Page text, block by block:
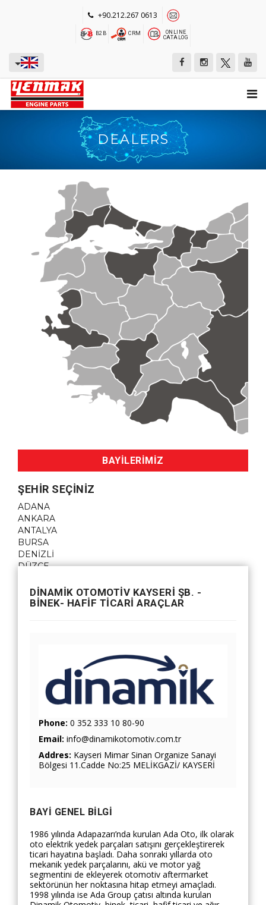
+90.212.267 0613
B2B CRM
ONLINE
CATALOG
DEALERS
BAYİLERİMİZ
ŞEHIR SEÇINIZ
ADANA
ANKARA
ANTALYA
BURSA
DENİZLİ
DÜZCE
İSTANBUL
İZMİR
SAMSUN
TEKİRDAĞ
TRABZON
DİNAMİK OTOMOTİV KAYSERİ ŞB. -
BİNEK- HAFİF TİCARİ ARAÇLAR
Phone: 0 352 333 10 80-90
Email: info@dinamikotomotiv.com.tr
Addres: Kayseri Mimar Sinan Organize Sanayi
Bölgesi 11.Cadde No:25 MELİKGAZİ/ KAYSERİ
BAYI GENEL BILGI
1986 yılında Adapazarı’nda kurulan Ada Oto, ilk olarak
oto elektrik yedek parçaları satışını gerçekleştirerek
ticari hayatına başladı. Daha sonraki yıllarda oto
mekanik yedek parçalarını, akü ve motor yağ
segmentini de ekleyerek otomotiv aftermarket
sektörünün her noktasına hitap etmeyi amaçladı.
1998 yılında ise Ada Group çatısı altında kurulan